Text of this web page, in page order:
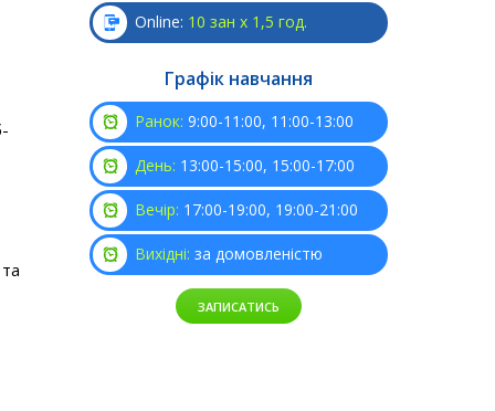
Online: 10 зан х 1,5 год.
Графік навчання
Ранок: 9:00-11:00, 11:00-13:00
День: 13:00-15:00, 15:00-17:00
Вечір: 17:00-19:00, 19:00-21:00
Вихідні: за домовленістю
ЗАПИСАТИСЬ